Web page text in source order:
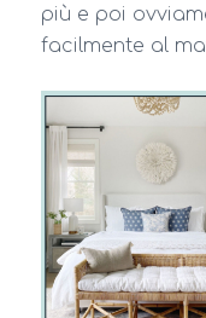
più e poi
facilmente al